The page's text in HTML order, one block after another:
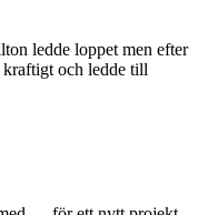
ledde loppet men efter
kraftigt och ledde till